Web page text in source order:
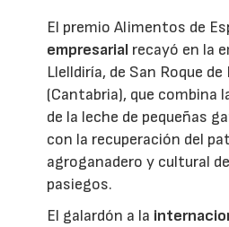
El premio Alimentos de
empresarial recayó en la
Llelldiría, de San Roque de
(Cantabria), que combina
de la leche de pequeñas
con la recuperación del
agroganadero y cultural
pasiegos.
El galardón a la